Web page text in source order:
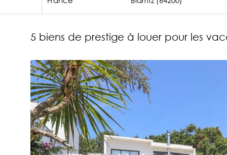
5 biens de prestige à louer pour les